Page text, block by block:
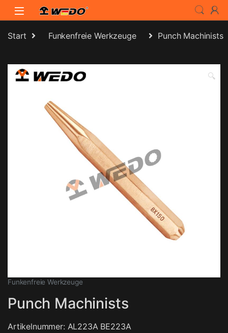
Skip to navigation
Skip to content
Start Funkenfreie Werkzeuge Punch Machinists
🔍
Funkenfreie Werkzeuge
Punch Machinists
Artikelnummer: AL223A BE223A